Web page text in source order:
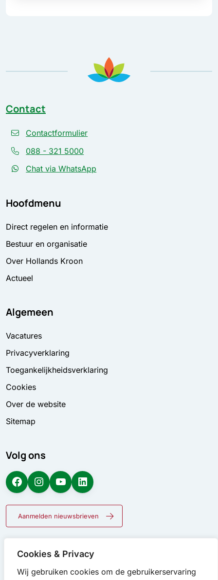
Cookies & Privacy
Wij gebruiken cookies om de gebruikerservaring
Contact
Contactformulier
088 - 321 5000
Chat via WhatsApp
Hoofdmenu
Direct regelen en informatie
Bestuur en organisatie
Over Hollands Kroon
Actueel
Algemeen
Vacatures
Privacyverklaring
Toegankelijkheidsverklaring
Cookies
Over de website
Sitemap
Volg ons
Facebook Instagram YouTube LinkedIn
Aanmelden nieuwsbrieven